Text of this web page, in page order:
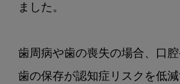
ました。
歯周病や歯の喪失の場合、口
歯の保存が認知症リスクを低